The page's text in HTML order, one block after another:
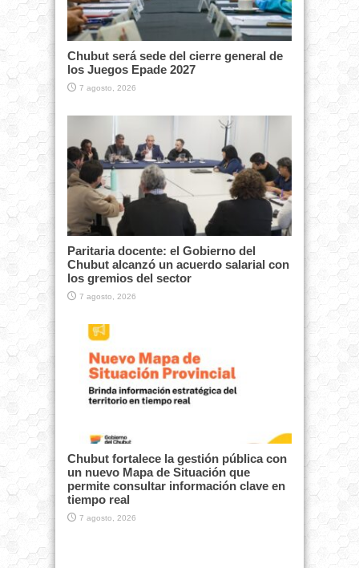
Chubut será sede del cierre general de
los Juegos Epade 2027
7 agosto, 2026
Paritaria docente: el Gobierno del
Chubut alcanzó un acuerdo salarial con
los gremios del sector
7 agosto, 2026
Chubut fortalece la gestión pública con
un nuevo Mapa de Situación que
permite consultar información clave en
tiempo real
7 agosto, 2026